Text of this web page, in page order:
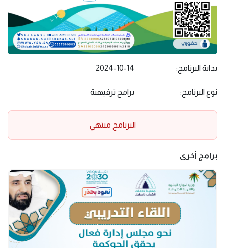
بداية البرنامج: 2024-10-14
نوع البرنامج: برامج ترفيهية
البرنامج منتهي
برامج أخرى